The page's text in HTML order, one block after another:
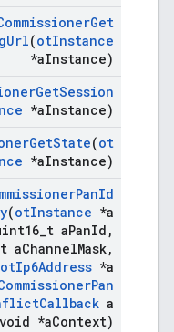
Get
Url(otInstance
*aInstance)
GetSession
*aInstance)
GetState(ot
*aInstance)
PanId
(otInstance *a
t aPanId ,
t aChannelMask,
otIp6Address *a
Pan
Callback a
void *aContext)